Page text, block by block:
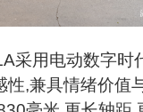
采用电动数字时
,兼具情绪价值